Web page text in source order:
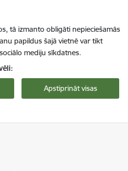
tā izmanto obligāti nepieciešamās
papildus šajā vietnē var tikt
mediju sīkdatnes.
Apstiprināt visas